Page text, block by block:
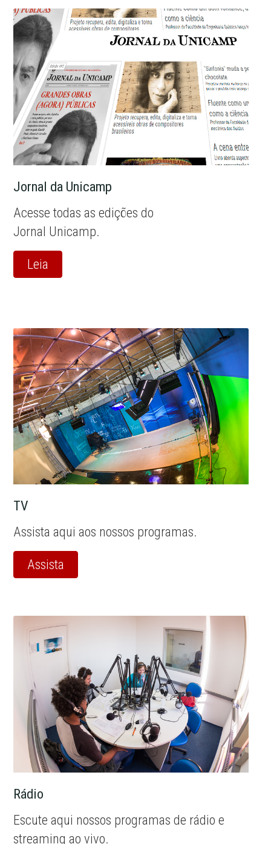
Jornal da Unicamp
Acesse todas as edições do
Jornal Unicamp.
Leia
TV
Assista aqui aos nossos programas.
Assista
Rádio
Escute aqui nossos programas de rádio e
streaming ao vivo.